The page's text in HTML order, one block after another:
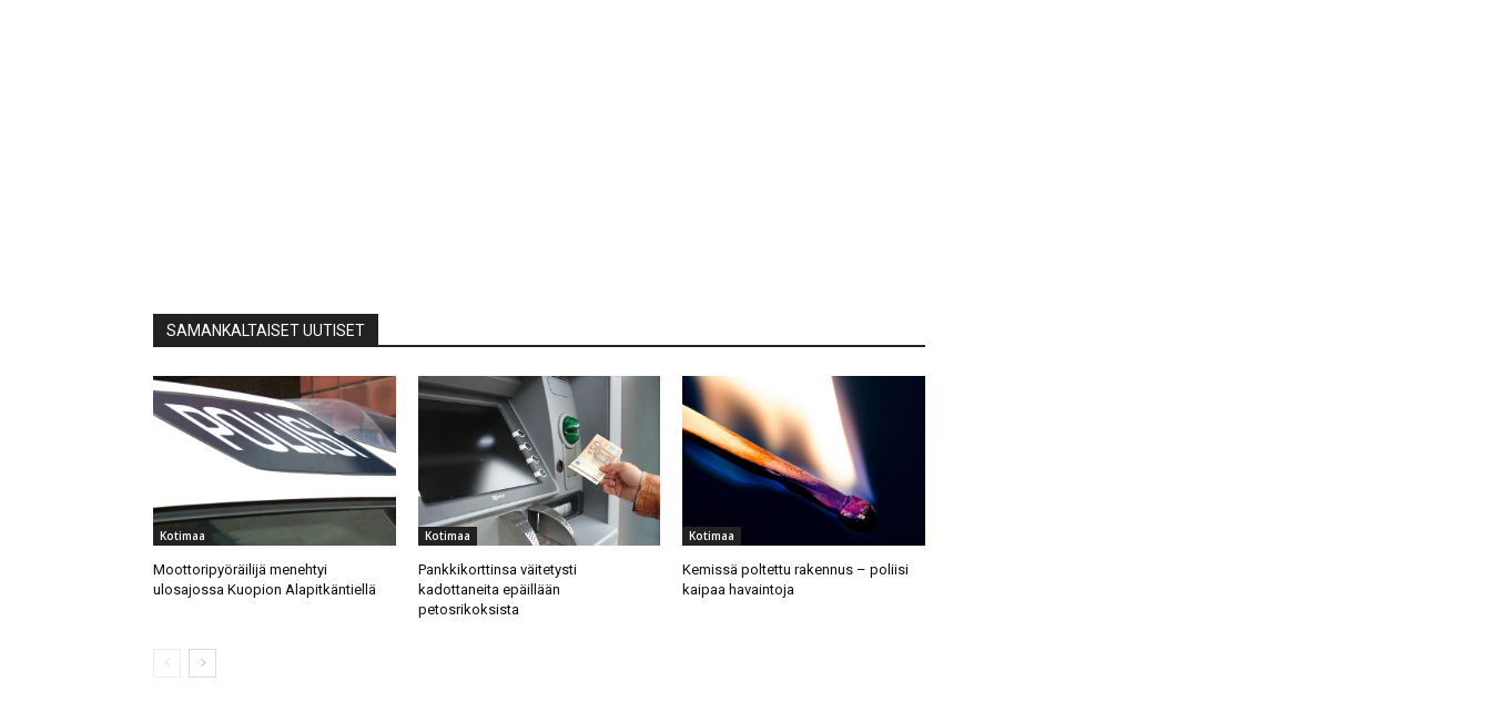
SAMANKALTAISET UUTISET
Kotimaa
Moottoripyöräilijä menehtyi
ulosajossa Kuopion Alapitkäntiellä
Kotimaa
Pankkikorttinsa väitetysti
kadottaneita epäillään
petosrikoksista
Kotimaa
Kemissä poltettu rakennus – poliisi
kaipaa havaintoja